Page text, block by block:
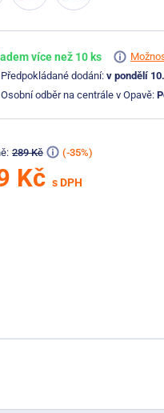
více než 10 ks
Předpokládané dodání: v pondělí
Osobní odběr na centrále v Opavě:
289 Kč (-35%)
Kč s DPH